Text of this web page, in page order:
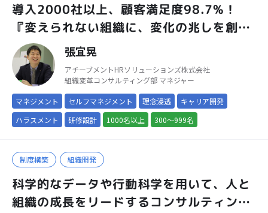
導入2000社以上、顧客満足度98.7%！
『変えられない組織に、変化の兆しを創り
出す』 張宜晃
アチーブメントHRソリューションズ株式会社
組織変革コンサルティング部 マネジャー
マネジメント セルフマネジメント 理念浸透
キャリア開発
ハラスメント
研修設計 1000名以上 300～999名
制度構築 組織開発
科学的なデータや行動科学を用いて、人と
組織の成長をリードするコンサルティング